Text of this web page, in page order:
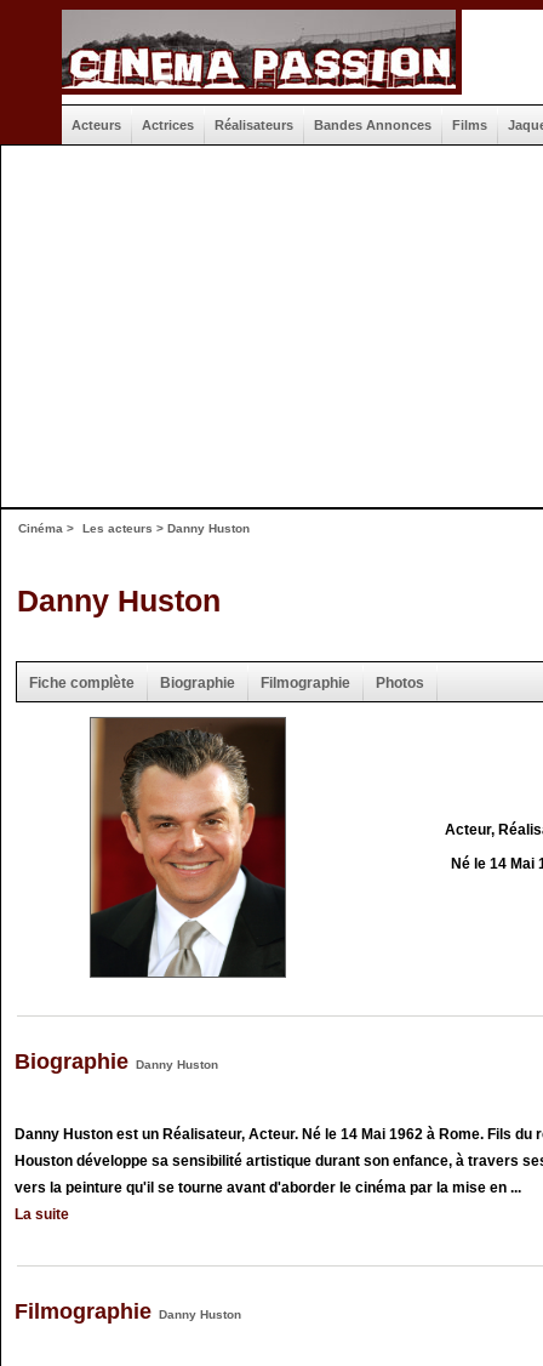
Acteurs Actrices Réalisateurs Bandes Annonces Films
Cinéma > Les acteurs > Danny Huston
Danny Huston
Fiche complète Biographie Filmographie Photos
Acteur,
Né le 14 Mai
Biographie Danny Huston
Danny Huston est un Réalisateur, Acteur. Né le 14 Mai 1962 à Rome. Fils
Houston développe sa sensibilité artistique durant son enfance, à travers
vers la peinture qu'il se tourne avant d'aborder le cinéma par la mise en ...
La suite
Filmographie Danny Huston